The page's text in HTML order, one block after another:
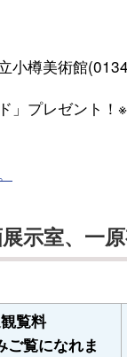
小樽美術館
プレゼント
示室、一
覧料
ご覧になれま